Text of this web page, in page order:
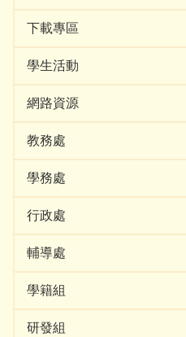
下載專區
學生活動
網路資源
教務處
學務處
行政處
輔導處
學籍組
研發組